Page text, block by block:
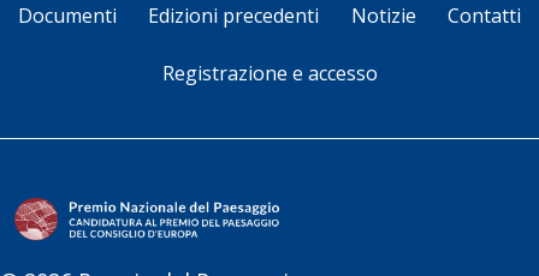
Documenti Edizioni precedenti Notizie Contatti
Registrazione e accesso